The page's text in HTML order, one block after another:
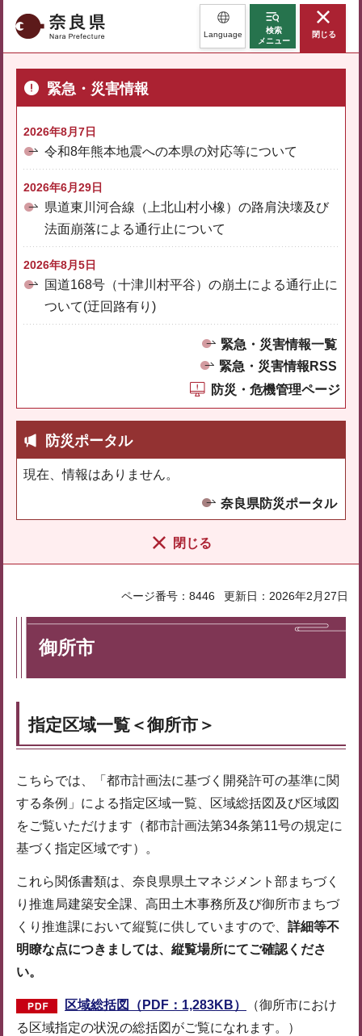
奈良県 Language
検索
メニュー
閉じる
緊急・災害情報
2026年8月7日
令和8年熊本地震への本県の対応等について
2026年6月29日
県道東川河合線（上北山村小橡）の路肩決壊及び
法面崩落による通行止について
2026年8月5日
国道168号（十津川村平谷）の崩土による通行止に
ついて(迂回路有り)
緊急・災害情報一覧
緊急・災害情報RSS
防災・危機管理ページ
防災ポータル
現在、情報はありません。
奈良県防災ポータル
閉じる
ページ番号：8446 更新日：2026年2月27日
御所市
指定区域一覧＜御所市＞
こちらでは、「都市計画法に基づく開発許可の基準に関
する条例」による指定区域一覧、区域総括図及び区域図
をご覧いただけます（都市計画法第34条第11号の規定に
基づく指定区域です）。
これら関係書類は、奈良県県土マネジメント部まちづく
り推進局建築安全課、高田土木事務所及び御所市まちづ
くり推進課において縦覧に供していますので、 詳細等不
明瞭な点につきましては、縦覧場所にてご確認くださ
い。
区域総括図（PDF：1,283KB）
（御所市におけ
る区域指定の状況の総括図がご覧になれます。）